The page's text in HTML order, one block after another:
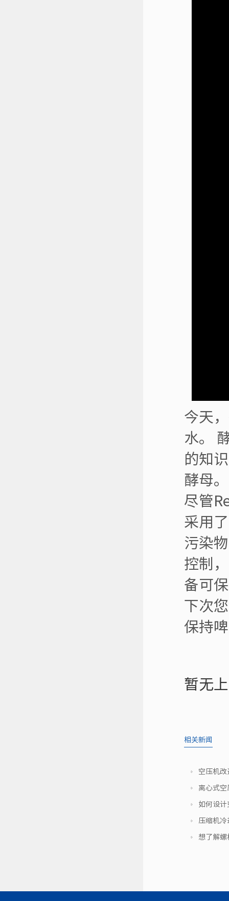
今天
水。
的知
酵母。
尽管
采用
污染
控制
备可
下次
保持
暂无
相关新闻
空压机
离心式空
如何设计
压缩机冷
想了解